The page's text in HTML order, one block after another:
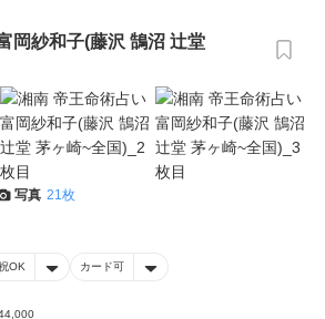
岡紗和子(藤沢 鵠沼 辻堂
写真 21枚
OK カード可